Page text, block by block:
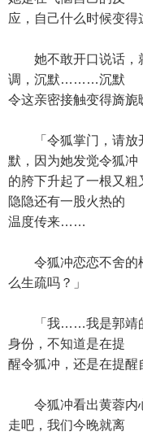
应，自己什么时候变得
她不敢开口说话，
调，沉默………沉默
令这亲密接触变得旖旎
「令狐掌门，请放
默，因为她发觉令狐冲
的胯下升起了一根又粗
隐隐还有一股火热的
温度传来……
令狐冲恋恋不舍的
么生疏吗？」
「我……我是郭靖的
身份，不知道是在提
醒令狐冲，还是在提醒
令狐冲看出黄蓉内
走吧，我们今晚就离